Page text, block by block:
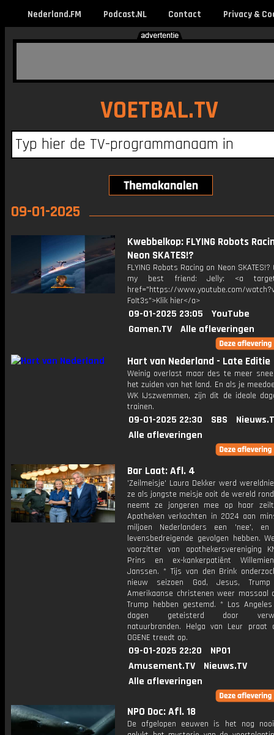
Nederland.FM Podcast.NL Contact Privacy &
VOETBAL.TV
09-01-2025
Kwebbelkop: FLYING Robots
Neon SKATES!?
FLYING Robots Racing on Neon
my best friend: Jelly: <a
href="https://www.youtube.com/
FoIt3s">Klik hier</a>
09-01-2025 23:05
YouTube
Gamen.TV
Alle afleveringen
Hart van Nederland - Late Editie
Weinig overlast maar des te meer
het zuiden van het land. En als je
WK IJszwemmen, zijn dit de ideale
trainen.
09-01-2025 22:30 SBS
Alle afleveringen
Bar Laat: Afl. 4
'Zeilmeisje' Laura Dekker werd
ze als jongste meisje ooit de wereld
neemt ze jongeren mee op haar
Apotheken verkochten in 2024 aan
miljoen Nederlanders een 'nee',
levensbedreigende gevolgen hebben.
voorzitter van apothekersvereniging
Prins en ex-kankerpatiënt
Janssen. * Tijs van den Brink
nieuw seizoen God, Jesus, Trump
Amerikaanse christenen weer massaal
Trump hebben gestemd. * Los
dagen geteisterd door
natuurbranden. Helga van Leur
OGENE treedt op.
09-01-2025 22:20
NPO1
Amusement.TV
Nieuws.TV
Alle afleveringen
NPO Doc: Afl. 18
De afgelopen eeuwen is het nog